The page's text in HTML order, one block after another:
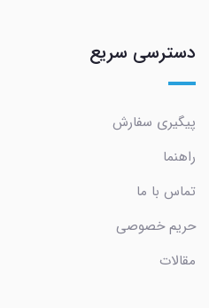
دسترسی سریع
پیگیری سفارش
راهنما
تماس با ما
حریم خصوصی
مقالات